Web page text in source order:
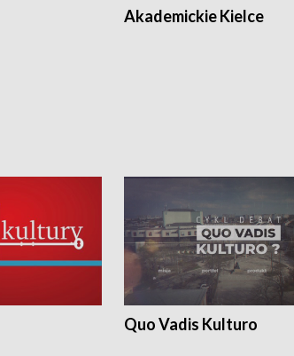
Akademickie Kielce
Quo Vadis Kulturo